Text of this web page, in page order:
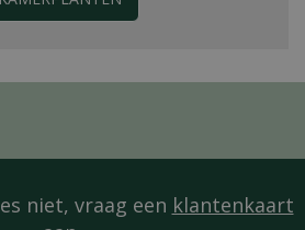
niet, vraag een klantenkaart